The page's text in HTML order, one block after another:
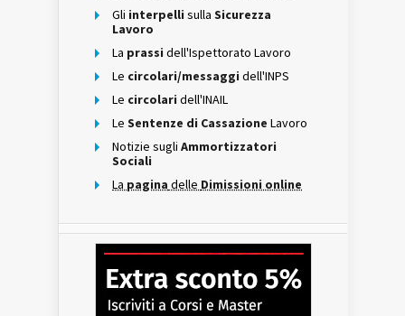
Gli interpelli sulla Sicurezza
Lavoro
La prassi dell'Ispettorato Lavoro
Le circolari/messaggi dell'INPS
Le circolari dell'INAIL
Le Sentenze di Cassazione Lavoro
Notizie sugli Ammortizzatori
Sociali
La pagina delle Dimissioni online